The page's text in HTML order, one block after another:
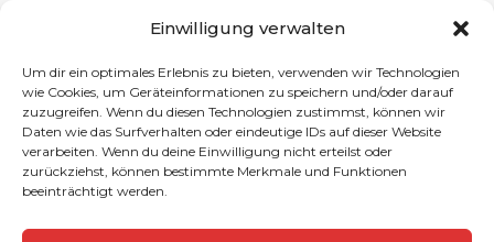
Einwilligung verwalten
Um dir ein optimales Erlebnis zu bieten, verwenden wir Technologien
wie Cookies, um Geräteinformationen zu speichern und/oder darauf
zuzugreifen. Wenn du diesen Technologien zustimmst, können wir
Daten wie das Surfverhalten oder eindeutige IDs auf dieser Website
verarbeiten. Wenn du deine Einwilligung nicht erteilst oder
zurückziehst, können bestimmte Merkmale und Funktionen
beeinträchtigt werden.
professionellen Gaststättenbedarf – Entdecken Sie
Eventplanung leicht gemacht: Catering-Highlights aus
der Hauptstadt – Erstklassige Speisen und Getränke für
jeden Anlass in Berlin.
Südafrikanische Weine: Eine Reise durch die
Weinregionen